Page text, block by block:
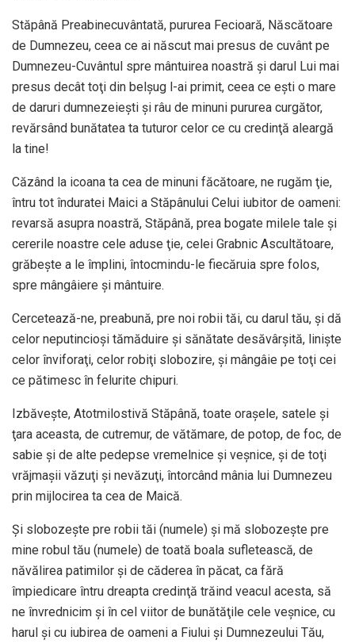
Stăpână Preabinecuvântată, pururea Fecioară, Născătoare
de Dumnezeu, ceea ce ai născut mai presus de cuvânt pe
Dumnezeu-Cuvântul spre mântuirea noastră şi darul Lui mai
presus decât toţi din belşug l-ai primit, ceea ce eşti o mare
de daruri dumnezeieşti şi râu de minuni pururea curgător,
revărsând bunătatea ta tuturor celor ce cu credinţă aleargă
la tine!
Căzând la icoana ta cea de minuni făcătoare, ne rugăm ţie,
întru tot înduratei Maici a Stăpânului Celui iubitor de oameni:
revarsă asupra noastră, Stăpână, prea bogate milele tale şi
cererile noastre cele aduse ţie, celei Grabnic Ascultătoare,
grăbeşte a le împlini, întocmindu-le fiecăruia spre folos,
spre mângâiere şi mântuire.
Cercetează-ne, preabună, pre noi robii tăi, cu darul tău, şi dă
celor neputincioşi tămăduire şi sănătate desăvârşită, linişte
celor înviforaţi, celor robiţi slobozire, şi mângâie pe toţi cei
ce pătimesc în felurite chipuri.
Izbăveşte, Atotmilostivă Stăpână, toate oraşele, satele și
ţara aceasta, de cutremur, de vătămare, de potop, de foc, de
sabie şi de alte pedepse vremelnice şi veşnice, şi de toţi
vrăjmaşii văzuţi şi nevăzuţi, întorcând mânia lui Dumnezeu
prin mijlocirea ta cea de Maică.
Şi slobozeşte pre robii tăi (numele) şi mă slobozeşte pre
mine robul tău (numele) de toată boala sufletească, de
năvălirea patimilor şi de căderea în păcat, ca fără
împiedicare întru dreapta credinţă trăind veacul acesta, să
ne învrednicim şi în cel viitor de bunătăţile cele veşnice, cu
harul şi cu iubirea de oameni a Fiului şi Dumnezeului Tău,